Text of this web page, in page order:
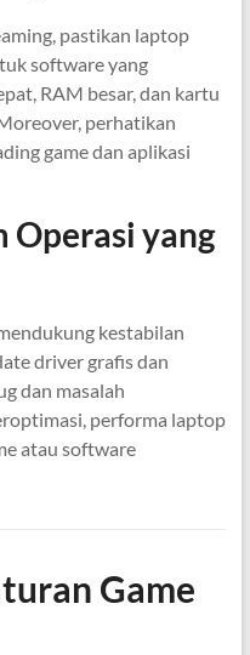
pastikan laptop
software yang
RAM besar, dan kartu
perhatikan
game dan aplikasi
Operasi yang
kestabilan
driver grafis dan
dan masalah
performa laptop
atau software
Game